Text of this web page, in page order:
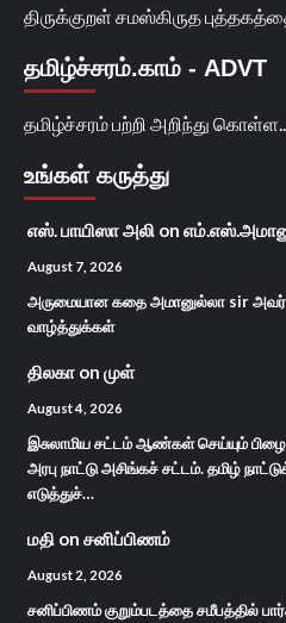
திருக்குறள் சமஸ்கிருத
தமிழ்ச்சரம்.காம் - ADVT
தமிழ்ச்சரம் பற்றி அறிந்து கொள்ள...
உங்கள் கருத்து
எஸ். பாயிஸா அலி on
August 7, 2026
அருமையான கதை அமானுல்லா sir
வாழ்த்துக்கள்
திலகா on முள்
August 4, 2026
இசுலாமிய சட்டம் ஆண்கள் செய்யும்
அரபு நாட்டு அசிங்கச் சட்டம். தமிழ்
எடுத்துச்…
மதி on சனிப்பிணம்
August 2, 2026
சனிப்பிணம் குறும்படத்தை சமீபத்தில்